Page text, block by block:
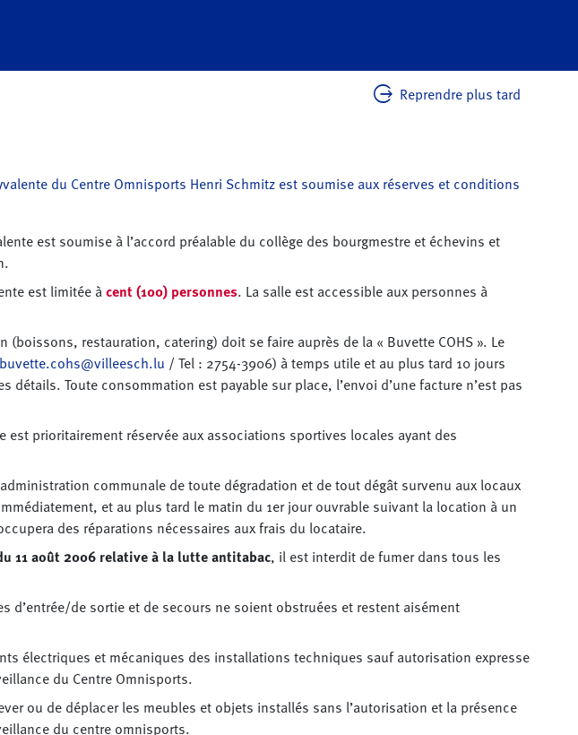
Reprendre plus tard
du Centre Omnisports Henri Schmitz est soumise aux réserves et conditions
est soumise à l’accord préalable du collège des bourgmestre et échevins et
est limitée àcent (100) personnes. La salle est accessible aux personnes à
restauration, catering) doit se faire auprès de la « Buvette COHS ». Le
buvette.cohs@villeesch.lu / Tel : 2754-3906) à temps utile et au plus tard 10 jours
détails. Toute consommation est payable sur place, l’envoi d’une facture n’est pas
est prioritairement réservée aux associations sportives locales ayant des
communale de toute dégradation et de tout dégât survenu aux locaux
et au plus tard le matin du 1er jour ouvrable suivant la location à un
des réparations nécessaires aux frais du locataire.
11 août 2006 relative à la lutte antitabac, il est interdit de fumer dans tous les
d’entrée/de sortie et de secours ne soient obstruées et restent aisément
électriques et mécaniques des installations techniques sauf autorisation expresse
du Centre Omnisports.
ou de déplacer les meubles et objets installés sans l’autorisation et la présence
du centre omnisports.